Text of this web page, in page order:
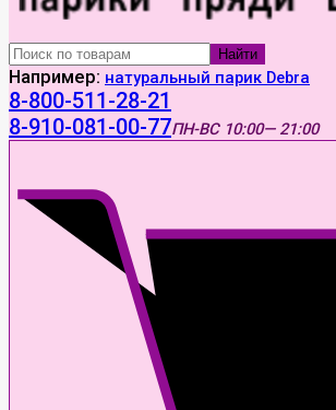
Найти
Например: натуральный парик Debra
8-800-511-28-21
8-910-081-00-77ПН-ВС 10:00— 21:00